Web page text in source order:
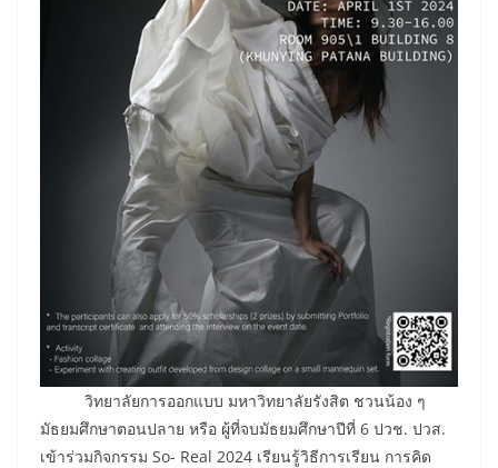
วิทยาลัยการออกแบบ มหาวิทยาลัยรังสิต ชวนน้อง ๆ
มัธยมศึกษาตอนปลาย หรือ ผู้ที่จบมัธยมศึกษาปีที่ 6 ปวช. ปวส.
เข้าร่วมกิจกรรม So- Real 2024 เรียนรู้วิธีการเรียน การคิด